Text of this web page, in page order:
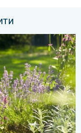
поради. . . четвер,